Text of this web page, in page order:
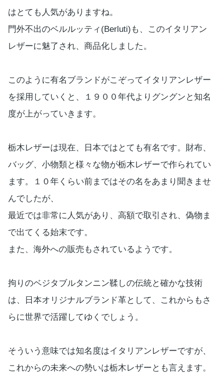
はとても人気がありますね。
門外不出のベルルッティ(Berluti)も、このイタリアン
レザーに魅了され、商品化しました。
このように有名ブランドがこぞってイタリアンレザー
を採用していくと、１９００年代よりグングンと知名
度が上がっていきます。
栃木レザーは現在、日本ではとても有名です。財布、
バッグ、小物類と様々な物が栃木レザーで作られてい
ます。１０年くらい前まではその名をあまり聞きませ
んでしたが、
最近では非常に人気があり、高額で取引され、偽物ま
で出てくる始末です。
また、海外への販売もされているようです。
拘りのベジタブルタンニン鞣しの伝統と確かな技術
は、日本オリジナルブランド革として、これからもさ
らに世界で活躍してゆくでしょう。
そういう意味では知名度はイタリアンレザーですが、
これからの未来への勢いは栃木レザーとも言えます。